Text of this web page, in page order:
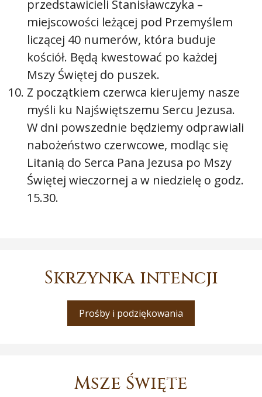
przedstawicieli Stanisławczyka –
miejscowości leżącej pod Przemyślem
liczącej 40 numerów, która buduje
kościół. Będą kwestować po każdej
Mszy Świętej do puszek.
Z początkiem czerwca kierujemy nasze
myśli ku Najświętszemu Sercu Jezusa.
W dni powszednie będziemy odprawiali
nabożeństwo czerwcowe, modląc się
Litanią do Serca Pana Jezusa po Mszy
Świętej wieczornej a w niedzielę o godz.
15.30.
Skrzynka intencji
Prośby i podziękowania
Msze Święte